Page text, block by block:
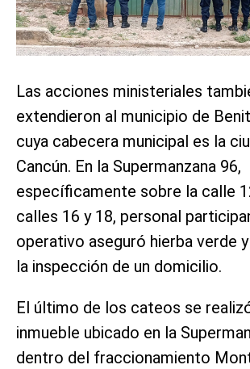
Las acciones ministeriales
extendieron al municipio de
cuya cabecera municipal es la
Cancún. En la Supermanzana 96,
específicamente sobre la calle
calles 16 y 18, personal
operativo aseguró hierba verde
la inspección de un domicilio.
El último de los cateos se
inmueble ubicado en la
dentro del fraccionamiento